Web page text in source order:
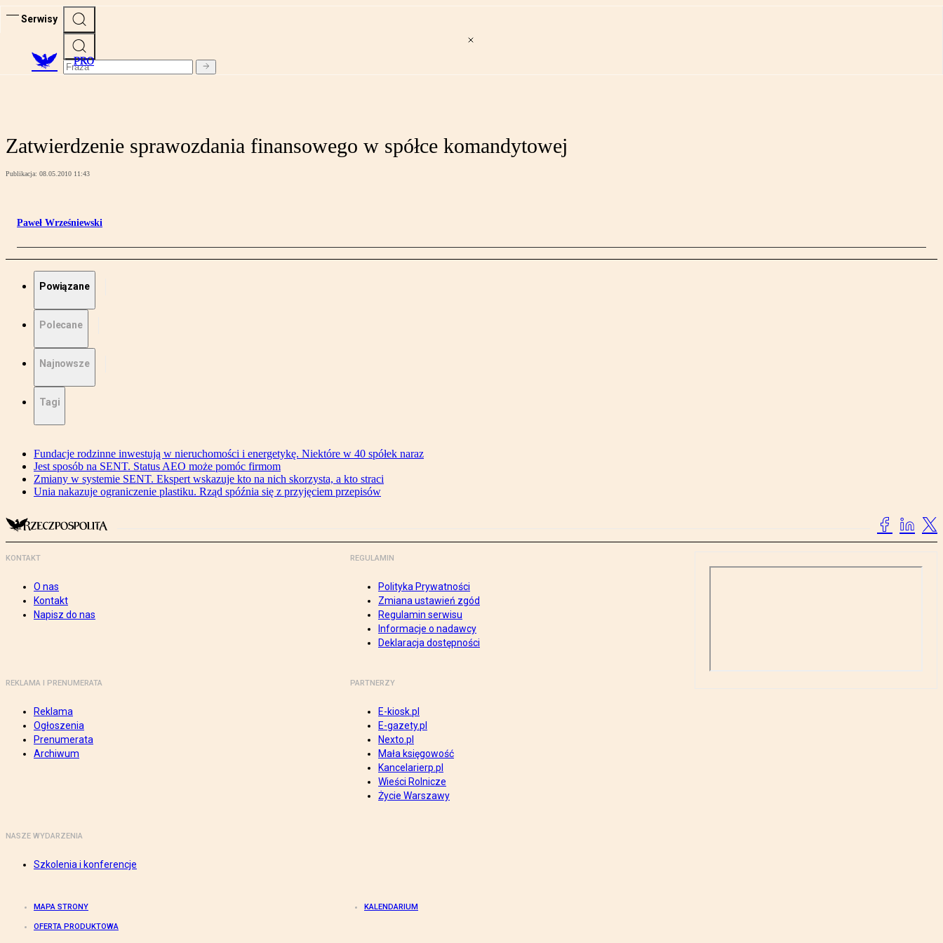
Serwisy
PRO
Zatwierdzenie sprawozdania finansowego w spółce komandytowej
Publikacja: 08.05.2010 11:43
Paweł Wrześniewski
Powiązane
Polecane
Najnowsze
Tagi
Fundacje rodzinne inwestują w nieruchomości i energetykę. Niektóre w 40 spółek naraz
Jest sposób na SENT. Status AEO może pomóc firmom
Zmiany w systemie SENT. Ekspert wskazuje kto na nich skorzysta, a kto straci
Unia nakazuje ograniczenie plastiku. Rząd spóźnia się z przyjęciem przepisów
KONTAKT
O nas
Kontakt
Napisz do nas
REGULAMIN
Polityka Prywatności
Zmiana ustawień zgód
Regulamin serwisu
Informacje o nadawcy
Deklaracja dostępności
REKLAMA I PRENUMERATA
Reklama
Ogłoszenia
Prenumerata
Archiwum
PARTNERZY
E-kiosk.pl
E-gazety.pl
Nexto.pl
Mała księgowość
Kancelarierp.pl
Wieści Rolnicze
Życie Warszawy
NASZE WYDARZENIA
Szkolenia i konferencje
MAPA STRONY KALENDARIUM
OFERTA PRODUKTOWA